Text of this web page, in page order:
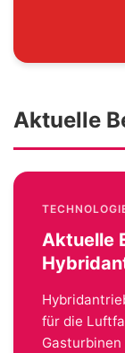
Aktuelle
Aktuelle
für die